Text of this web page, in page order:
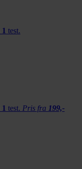
1 test.
1 test. Pris fra 199,-